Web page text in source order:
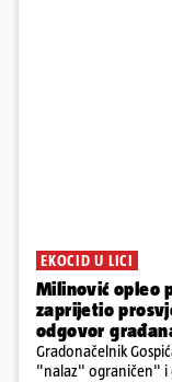
EKOCID U LICI
Milinović opleo
zaprijetio
odgovor
Gradonačelnik
"nalaz" ograničen" i